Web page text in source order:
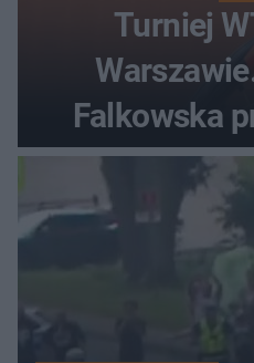
Turniej
Falkowska